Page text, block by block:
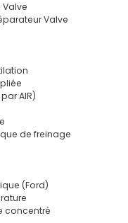
Valve
Valve
AIR)
de freinage
(Ford)
concentré